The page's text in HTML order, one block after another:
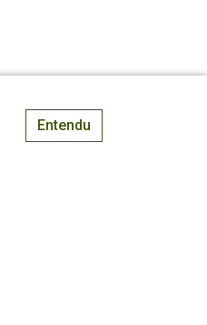
Entendu